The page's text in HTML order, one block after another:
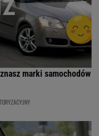
marki samochodów